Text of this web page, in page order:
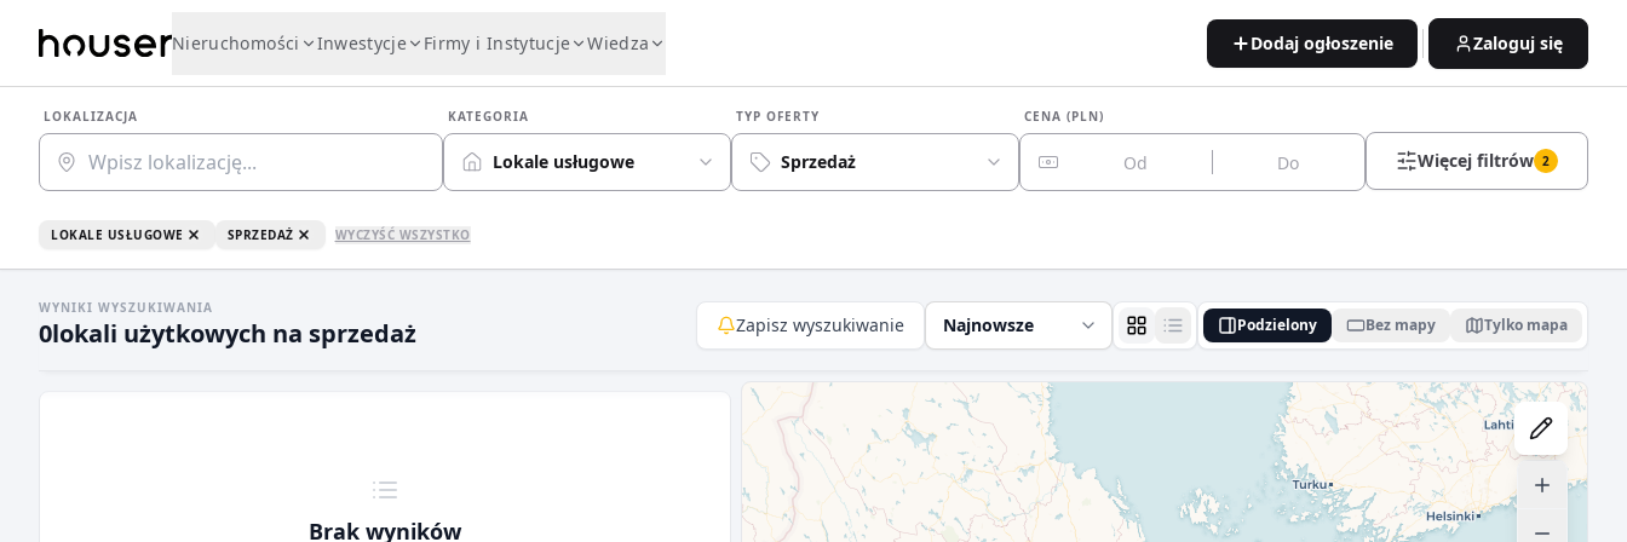
Nieruchomości Inwestycje Firmy i Instytucje Wiedza Dodaj ogłoszenie Zaloguj się
LOKALIZACJA KATEGORIA
Lokale usługowe
TYP OFERTY
Sprzedaż
CENA (PLN)
Więcej filtrów 2
LOKALE USŁUGOWE SPRZEDAŻ WYCZYŚĆ WSZYSTKO
WYNIKI WYSZUKIWANIA
0lokali użytkowych na sprzedaż Zapisz wyszukiwanie Najnowsze Podzielony Bez mapy Tylko mapa
Brak wyników